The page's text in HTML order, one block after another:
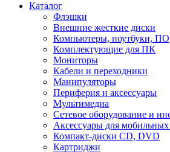
Каталог
Флэшки
Внешние жесткие диски
Компьютеры, ноутбуки, ПО
Комплектующие для ПК
Мониторы
Кабели и переходники
Манипуляторы
Периферия и аксессуары
Мультимедиа
Сетевое оборудование и
Аксессуары для мобильных
Компакт-диски CD, DVD
Картриджи